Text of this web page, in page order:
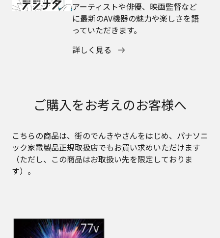
アーティストや俳優、映画監督など
に最新のAV機器の魅力や楽しさを語
っていただきます。
詳しく見る
ご購入をお考えのお客様へ
こちらの商品は、街のでんきやさんをはじめ、パナソニ
ック家電製品正規取扱店でもお買い求めいただけます
（ただし、この商品はお取扱い先を限定しておりま
す）。